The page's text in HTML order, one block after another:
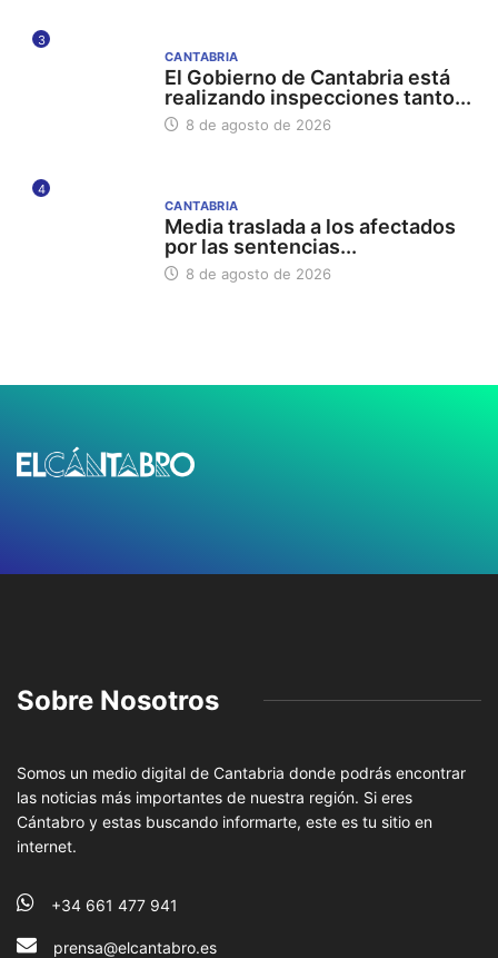
3
CANTABRIA
El Gobierno de Cantabria está
realizando inspecciones tanto...
8 de agosto de 2026
4
CANTABRIA
Media traslada a los afectados
por las sentencias...
8 de agosto de 2026
Sobre Nosotros
Somos un medio digital de Cantabria donde podrás encontrar
las noticias más importantes de nuestra región. Si eres
Cántabro y estas buscando informarte, este es tu sitio en
internet.
+34 661 477 941
prensa@elcantabro.es